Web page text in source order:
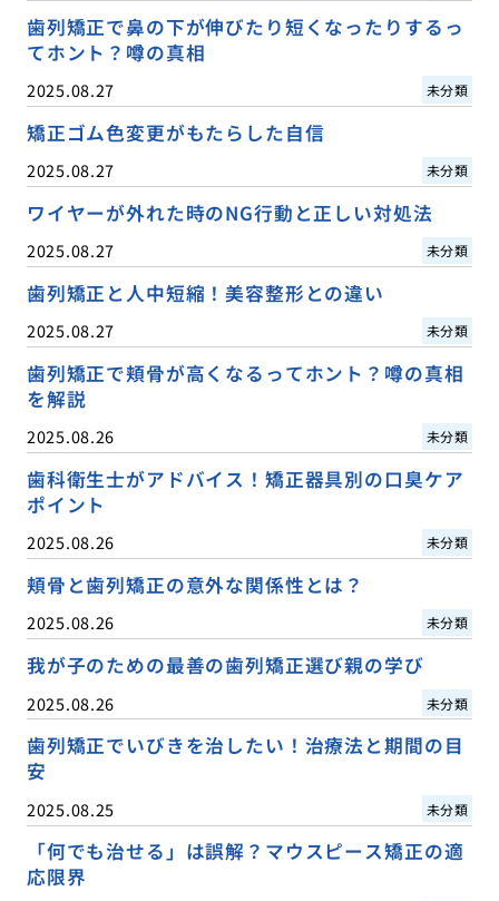
歯列矯正で鼻の下が伸びたり短くなったりするっ
てホント？噂の真相
2025.08.27 未分類
矯正ゴム色変更がもたらした自信
2025.08.27 未分類
ワイヤーが外れた時のNG行動と正しい対処法
2025.08.27 未分類
歯列矯正と人中短縮！美容整形との違い
2025.08.27 未分類
歯列矯正で頬骨が高くなるってホント？噂の真相
を解説
2025.08.26 未分類
歯科衛生士がアドバイス！矯正器具別の口臭ケア
ポイント
2025.08.26 未分類
頬骨と歯列矯正の意外な関係性とは？
2025.08.26 未分類
我が子のための最善の歯列矯正選び親の学び
2025.08.26 未分類
歯列矯正でいびきを治したい！治療法と期間の目
安
2025.08.25 未分類
「何でも治せる」は誤解？マウスピース矯正の適
応限界